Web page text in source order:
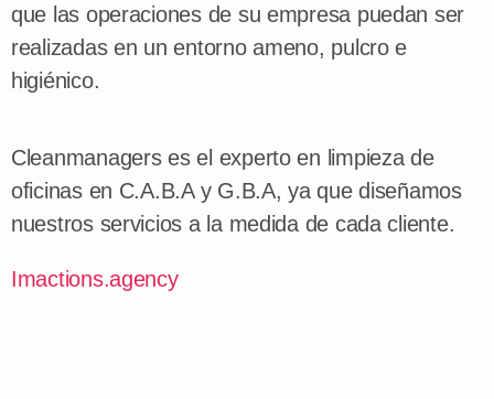
que las operaciones de su empresa puedan ser
realizadas en un entorno ameno, pulcro e
higiénico.
Cleanmanagers es el experto en limpieza de
oficinas en C.A.B.A y G.B.A, ya que diseñamos
nuestros servicios a la medida de cada cliente.
Imactions.agency